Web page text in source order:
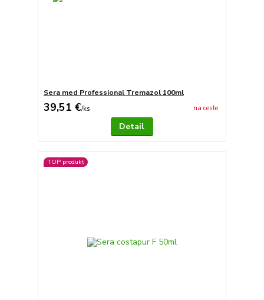
Sera med Professional Tremazol 100ml
39,51 €/ks na ceste
Detail
TOP produkt